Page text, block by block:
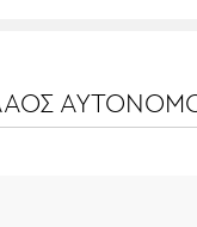
ΑΥΤΟΝΟΜΟ